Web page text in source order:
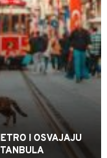
I OSVAJAJU